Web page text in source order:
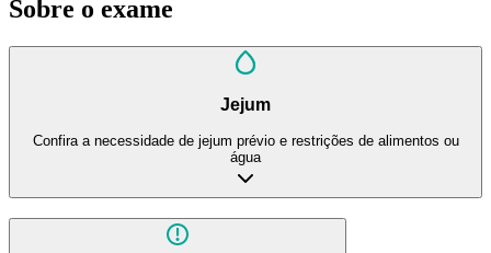
Sobre o exame
Jejum
Confira a necessidade de jejum prévio e restrições de alimentos ou
água